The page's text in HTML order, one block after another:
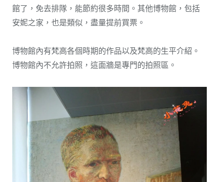
館了，免去排隊，能節約很多時間。其他博物館，包括
安妮之家，也是類似，盡量提前買票。
博物館內有梵高各個時期的作品以及梵高的生平介紹。
博物館內不允許拍照，這面牆是專門的拍照區。